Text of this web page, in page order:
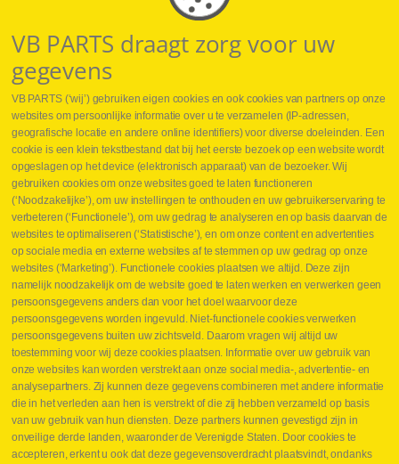
Webshop
Nieuws
Jobs
Contact
Leveringen
Drukcontrole set
Persmaten
Herstellen cilinders
Hoe opmeten?
Hydrogroepen
Hydraulische slangen
Contact VB Parts
Abraham Hansstraat 7 ,B-8800 Roeselare
Tel. +32 (0)51 24 06 05
E-mail info@vbparts.be
VB PARTS draagt zorg voor uw
gegevens
VB PARTS (‘wij’) gebruiken eigen cookies en ook cookies van partners op onze
websites om persoonlijke informatie over u te verzamelen (IP-adressen,
geografische locatie en andere online identifiers) voor diverse doeleinden. Een
cookie is een klein tekstbestand dat bij het eerste bezoek op een website wordt
opgeslagen op het device (elektronisch apparaat) van de bezoeker. Wij
gebruiken cookies om onze websites goed te laten functioneren
(‘Noodzakelijke’), om uw instellingen te onthouden en uw gebruikerservaring te
verbeteren (‘Functionele’), om uw gedrag te analyseren en op basis daarvan de
websites te optimaliseren (‘Statistische’), en om onze content en advertenties
op sociale media en externe websites af te stemmen op uw gedrag op onze
websites (‘Marketing’). Functionele cookies plaatsen we altijd. Deze zijn
namelijk noodzakelijk om de website goed te laten werken en verwerken geen
persoonsgegevens anders dan voor het doel waarvoor deze
persoonsgegevens worden ingevuld. Niet-functionele cookies verwerken
persoonsgegevens buiten uw zichtsveld. Daarom vragen wij altijd uw
toestemming voor wij deze cookies plaatsen. Informatie over uw gebruik van
onze websites kan worden verstrekt aan onze social media-, advertentie- en
analysepartners. Zij kunnen deze gegevens combineren met andere informatie
die in het verleden aan hen is verstrekt of die zij hebben verzameld op basis
van uw gebruik van hun diensten. Deze partners kunnen gevestigd zijn in
onveilige derde landen, waaronder de Verenigde Staten. Door cookies te
accepteren, erkent u ook dat deze gegevensoverdracht plaatsvindt, ondanks